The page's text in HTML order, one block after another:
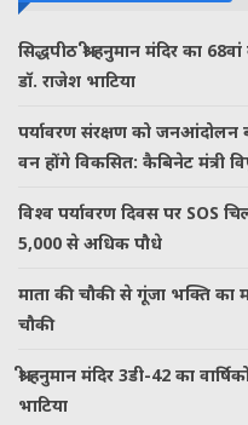
सिद्धपीठ श्री हनुमान मंदिर का
डॉ. राजेश भाटिया
पर्यावरण संरक्षण को जनआंदोलन
वन होंगे विकसित: कैबिनेट मंत्री
विश्व पर्यावरण दिवस पर SOS
5,000 से अधिक पौधे
माता की चौकी से गूंजा भक्ति का
चौकी
श्री हनुमान मंदिर 3डी-42 का
भाटिया